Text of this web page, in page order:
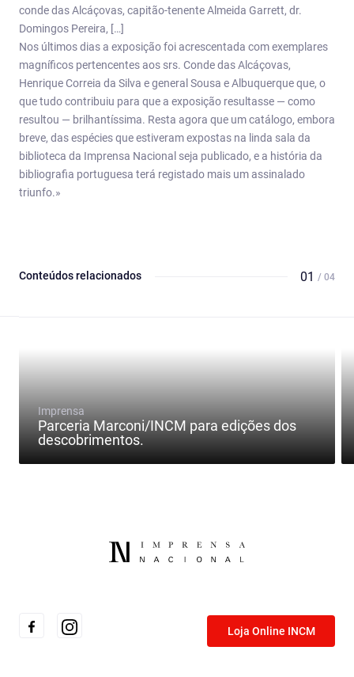
conde das Alcáçovas, capitão-tenente Almeida Garrett, dr.
Domingos Pereira, […]
Nos últimos dias a exposição foi acrescentada com exemplares
magníficos pertencentes aos srs. Conde das Alcáçovas,
Henrique Correia da Silva e general Sousa e Albuquerque que, o
que tudo contribuiu para que a exposição resultasse — como
resultou — brilhantíssima. Resta agora que um catálogo, embora
breve, das espécies que estiveram expostas na linda sala da
biblioteca da Imprensa Nacional seja publicado, e a história da
bibliografia portuguesa terá registado mais um assinalado
triunfo.»
Conteúdos relacionados 01 / 04
Imprensa
Parceria Marconi/INCM para edições dos
descobrimentos.
Loja Online INCM